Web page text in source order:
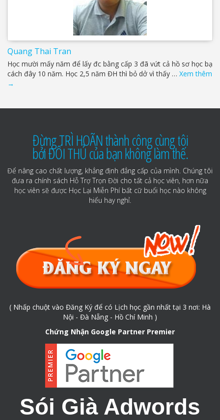
Quang Thai Tran
Học mười mấy năm để lấy đc bằng cấp 3 đã vứt cả hồ sơ học bạ
cách đây 10 năm. Học 2,5 năm ĐH thì bỏ dở vì thấy … Xem thêm
→
Đừng TRÌ HOÃN thành công cùng tôi
bởi ĐỐI THỦ của bạn không làm thế.
Để nâng cao chất lượng, khẳng định đẳng cấp của mình. Chúng tôi
đưa ra chính sách Hỗ Trợ Trọn Đời cho tất cả học viên, hơn nữa
học viên sẽ được Học Lại Miễn Phí bất cữ buổi học nào không
hiểu hay nghỉ.
( Nhấp chuột vào Đăng Ký để có Lịch học gần nhất tại 3 nơi: Hà
Nội - Đà Nẵng - Hồ Chí Minh )
Chứng Nhận Google Partner Premier
Sói Già Adwords